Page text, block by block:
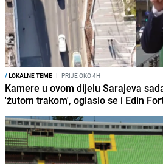
/LOKALNE TEME I PRIJE OKO 4H
Kamere u ovom dijelu Sarajeva
'žutom trakom', oglasio se i Edin